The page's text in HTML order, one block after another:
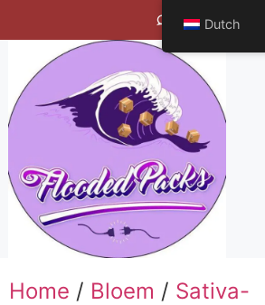
Bengals Vineyard
Home / Bloem / Sativa-
Dutch